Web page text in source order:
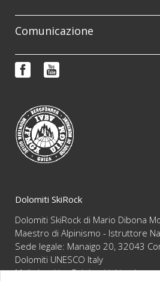
Catalogo escursioni
Prenotazioni e informazioni
FAQ
Comunicazione
Reportage
Dolomiti SkiRock
Dolomiti SkiRock di Mario Dibona
Maestro di Alpinismo - Istruttore
Sede legale: Manaigo 20, 32043
Dolomiti UNESCO Italy
Mail :booking@dolomitiskirock.com